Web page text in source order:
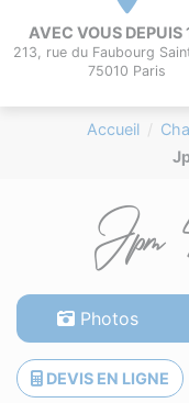
AVEC VOUS
213, rue du Faubourg
75010 Paris
Accueil
Jpm
Photos
DEVIS EN LIGNE